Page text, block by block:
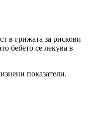
в грижата за рискови
бебето се лекува в
показатели.